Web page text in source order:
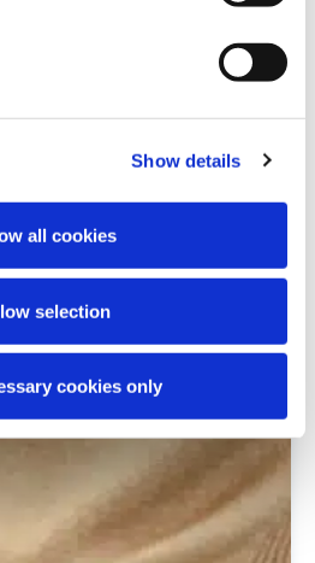
Show details
all cookies
selection
cookies only